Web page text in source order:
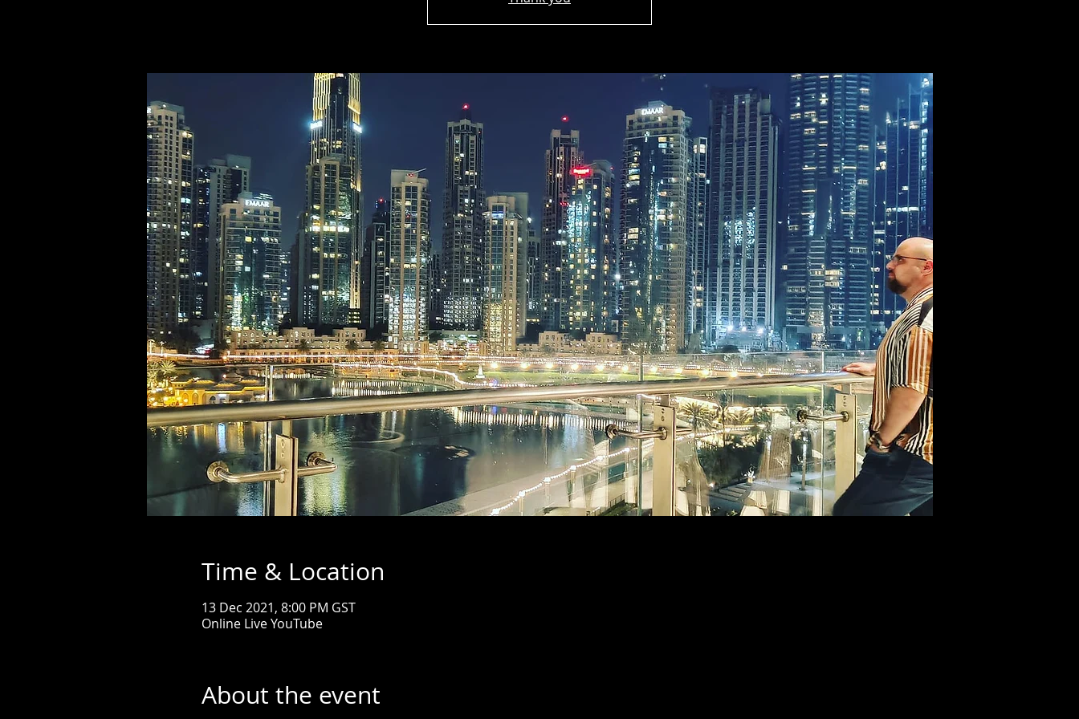
Time & Location
13 Dec 2021, 8:00 PM GST
Online Live YouTube
About the event